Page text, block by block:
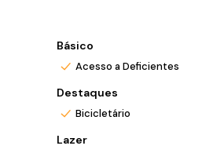
Básico
Acesso a Deficientes
Destaques
Bicicletário
Lazer